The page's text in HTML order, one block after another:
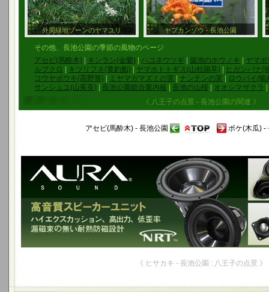
外周緑地ゾーンのヤマユリ ヤブカンゾウ - 長池公園
その他、長池公園の季節の風物のページ
アセビ(馬酔木)
キンラン(金蘭) ハコネウツギ 築池のホウノキ
ヤマボ
ルブクロ
キツリフネ(黄釣船) ヤマホトトギス(山杜鵑草)
ヒガンバナ(
コウヤボウキ(高野箒)
ミヤマガマズミの実 ナンテンの実
ロウバイ(蝋
サンシュユ(山茱萸)
長池公園総合案内板 長池の山桜 オオシマザクラ
《 八王子の点景 - 長池公園の関連 》
アセビ(馬酔木) - 長池公園 ボケ(木瓜) -
《 ヒサカキ - 長池公園 : 八王子の点景 》